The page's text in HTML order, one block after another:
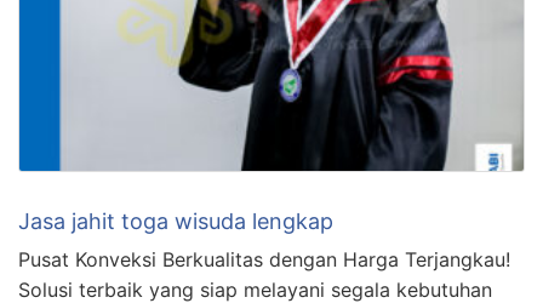
Jasa jahit toga wisuda lengkap
Pusat Konveksi Berkualitas dengan Harga Terjangkau!
Solusi terbaik yang siap melayani segala kebutuhan